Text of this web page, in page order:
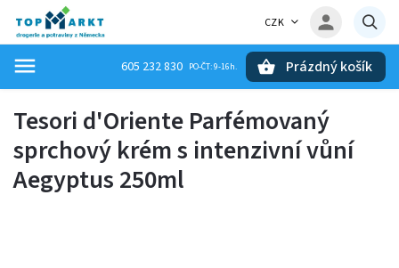
CZK
605 232 830 Prázdný košík
Tesori d'Oriente Parfémovaný
sprchový krém s intenzivní vůní
Aegyptus 250ml